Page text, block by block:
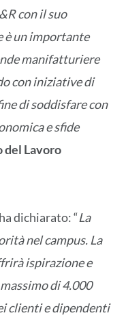
con il suo
è un importante
manifatturiere
con iniziative di
di soddisfare con
e sfide
Lavoro
dichiarato: “La
nel campus. La
ispirazione e
di 4.000
clienti e dipendenti